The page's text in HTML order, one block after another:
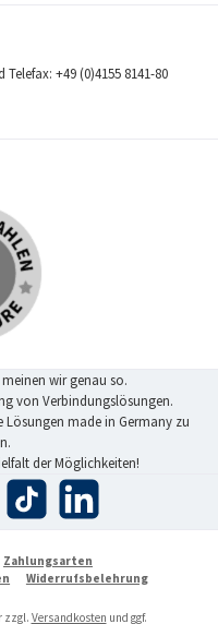
+49 (0)4155 8141-80
wir genau so.
von Verbindungslösungen.
Lösungen made in Germany zu
der Möglichkeiten!
TikTok LinkedIn
Zahlungsarten
Widerrufsbelehrung
zzgl. Versandkosten und ggf.